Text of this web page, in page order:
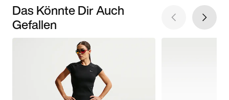
Das Könnte Dir Auch
Gefallen